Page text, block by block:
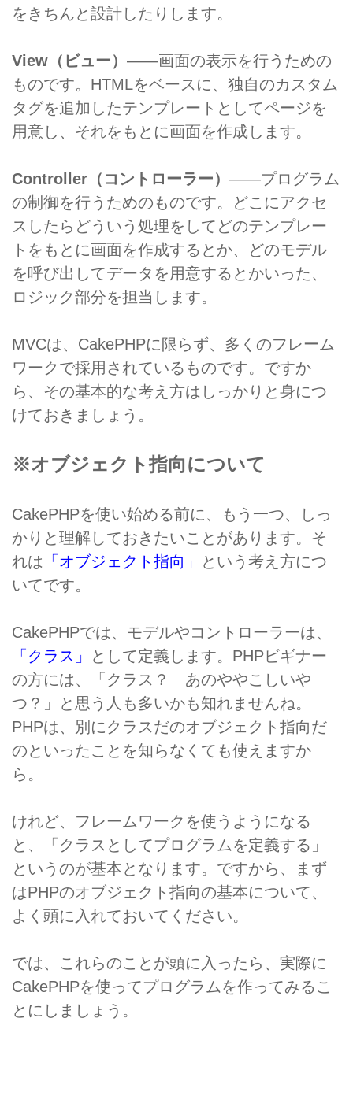
をきちんと設計したりします。
View（ビュー） ――画面の表示を行うための
ものです。HTMLをベースに、独自のカスタム
タグを追加したテンプレートとしてページを
用意し、それをもとに画面を作成します。
Controller（コントローラー） ――プログラム
の制御を行うためのものです。どこにアクセ
スしたらどういう処理をしてどのテンプレー
トをもとに画面を作成するとか、どのモデル
を呼び出してデータを用意するとかいった、
ロジック部分を担当します。
MVCは、CakePHPに限らず、多くのフレーム
ワークで採用されているものです。ですか
ら、その基本的な考え方はしっかりと身につ
けておきましょう。
※オブジェクト指向について
CakePHPを使い始める前に、もう一つ、しっ
かりと理解しておきたいことがあります。そ
れは 「オブジェクト指向」
という考え方につ
いてです。
CakePHPでは、モデルやコントローラーは、
「クラス」
として定義します。PHPビギナー
の方には、「クラス？ あのややこしいや
つ？」と思う人も多いかも知れませんね。
PHPは、別にクラスだのオブジェクト指向だ
のといったことを知らなくても使えますか
ら。
けれど、フレームワークを使うようになる
と、「クラスとしてプログラムを定義する」
というのが基本となります。ですから、まず
はPHPのオブジェクト指向の基本について、
よく頭に入れておいてください。
では、これらのことが頭に入ったら、実際に
CakePHPを使ってプログラムを作ってみるこ
とにしましょう。